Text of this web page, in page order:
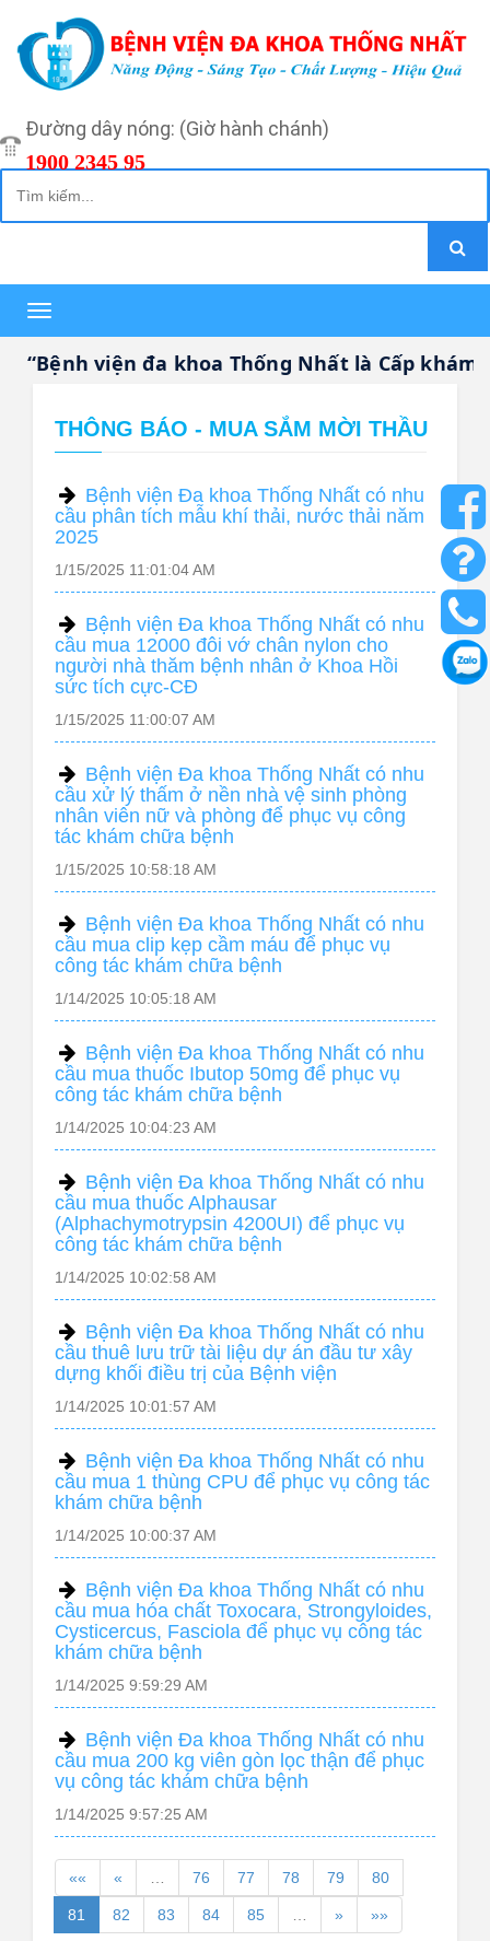
Đường dây nóng: (Giờ hành chánh)
1900 2345 95
Toggle
navigation
viện đa khoa Thống Nhất là Cấp khám
THÔNG BÁO - MUA SẮM MỜI THẦU
Bệnh viện Đa khoa Thống Nhất có nhu
cầu phân tích mẫu khí thải, nước thải năm
2025
1/15/2025 11:01:04 AM
Bệnh viện Đa khoa Thống Nhất có nhu
cầu mua 12000 đôi vớ chân nylon cho
người nhà thăm bệnh nhân ở Khoa Hồi
sức tích cực-CĐ
1/15/2025 11:00:07 AM
Bệnh viện Đa khoa Thống Nhất có nhu
cầu xử lý thấm ở nền nhà vệ sinh phòng
nhân viên nữ và phòng để phục vụ công
tác khám chữa bệnh
1/15/2025 10:58:18 AM
Bệnh viện Đa khoa Thống Nhất có nhu
cầu mua clip kẹp cầm máu để phục vụ
công tác khám chữa bệnh
1/14/2025 10:05:18 AM
Bệnh viện Đa khoa Thống Nhất có nhu
cầu mua thuốc Ibutop 50mg để phục vụ
công tác khám chữa bệnh
1/14/2025 10:04:23 AM
Bệnh viện Đa khoa Thống Nhất có nhu
cầu mua thuốc Alphausar
(Alphachymotrypsin 4200UI) để phục vụ
công tác khám chữa bệnh
1/14/2025 10:02:58 AM
Bệnh viện Đa khoa Thống Nhất có nhu
cầu thuê lưu trữ tài liệu dự án đầu tư xây
dựng khối điều trị của Bệnh viện
1/14/2025 10:01:57 AM
Bệnh viện Đa khoa Thống Nhất có nhu
cầu mua 1 thùng CPU để phục vụ công tác
khám chữa bệnh
1/14/2025 10:00:37 AM
Bệnh viện Đa khoa Thống Nhất có nhu
cầu mua hóa chất Toxocara, Strongyloides,
Cysticercus, Fasciola để phục vụ công tác
khám chữa bệnh
1/14/2025 9:59:29 AM
Bệnh viện Đa khoa Thống Nhất có nhu
cầu mua 200 kg viên gòn lọc thận để phục
vụ công tác khám chữa bệnh
1/14/2025 9:57:25 AM
«« « … 76 77 78 79 80
81 82 83 84 85 … » »»